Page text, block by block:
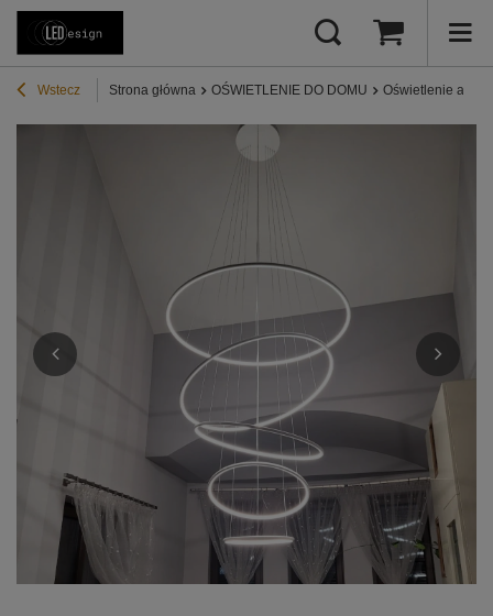
Wstecz Strona główna OŚWIETLENIE DO DOMU Oświetlenie